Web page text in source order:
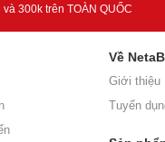
300k trên TOÀN QUỐC
Về
Giới thiệu
Tuyển